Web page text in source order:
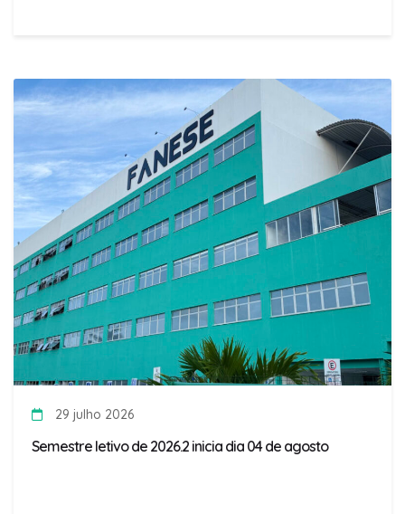
29 julho 2026
Semestre letivo de 2026.2 inicia dia 04 de agosto